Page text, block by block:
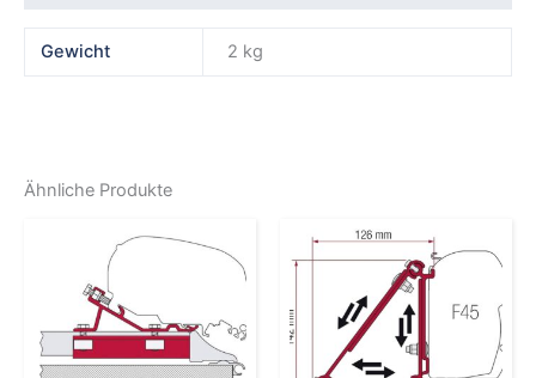
Gewicht 2 kg
Ähnliche Produkte